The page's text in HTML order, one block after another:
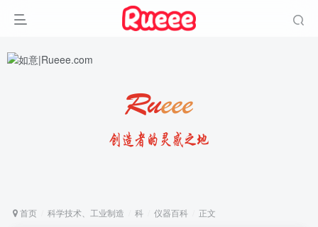
首页 科学技术、工业制造 科 仪器百科 正文